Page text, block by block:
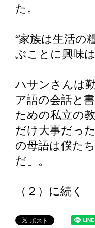
た。
“家族は生活の
ぶことに興味
ハサンさんは
ア語の会話と
ための私立の
だけ大事だっ
の母語は僕た
だ」。
（２）に続く